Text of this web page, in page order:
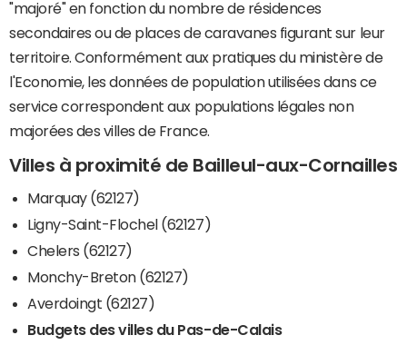
"majoré" en fonction du nombre de résidences
secondaires ou de places de caravanes figurant sur leur
territoire. Conformément aux pratiques du ministère de
l'Economie, les données de population utilisées dans ce
service correspondent aux populations légales non
majorées des villes de France.
Villes à proximité de Bailleul-aux-Cornailles
Marquay (62127)
Ligny-Saint-Flochel (62127)
Chelers (62127)
Monchy-Breton (62127)
Averdoingt (62127)
Budgets des villes du Pas-de-Calais